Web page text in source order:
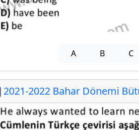
A B C
2021-2022 Bahar Dönemi